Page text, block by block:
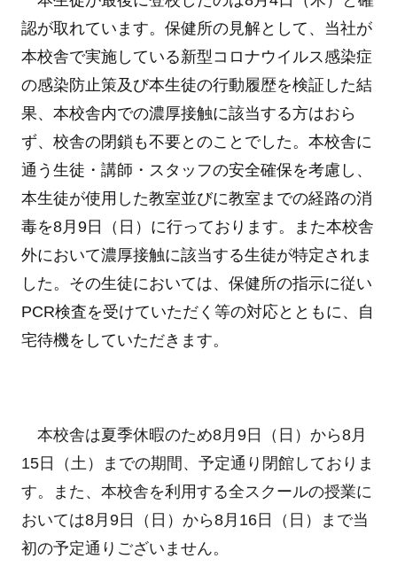
認が取れています。保健所の見解として、当社が
本校舎で実施している新型コロナウイルス感染症
の感染防止策及び本生徒の行動履歴を検証した結
果、本校舎内での濃厚接触に該当する方はおら
ず、校舎の閉鎖も不要とのことでした。本校舎に
通う生徒・講師・スタッフの安全確保を考慮し、
本生徒が使用した教室並びに教室までの経路の消
毒を8月9日（日）に行っております。また本校舎
外において濃厚接触に該当する生徒が特定されま
した。その生徒においては、保健所の指示に従い
PCR検査を受けていただく等の対応とともに、自
宅待機をしていただきます。
本校舎は夏季休暇のため8月9日（日）から8月
15日（土）までの期間、予定通り閉館しておりま
す。また、本校舎を利用する全スクールの授業に
おいては8月9日（日）から8月16日（日）まで当
初の予定通りございません。